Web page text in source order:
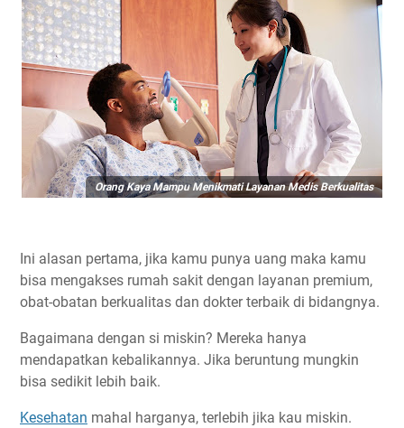
Orang Kaya Mampu Menikmati Layanan Medis Berkualitas
Ini alasan pertama, jika kamu punya uang maka kamu
bisa mengakses rumah sakit dengan layanan premium,
obat-obatan berkualitas dan dokter terbaik di bidangnya.
Bagaimana dengan si miskin? Mereka hanya
mendapatkan kebalikannya. Jika beruntung mungkin
bisa sedikit lebih baik.
Kesehatan mahal harganya, terlebih jika kau miskin.